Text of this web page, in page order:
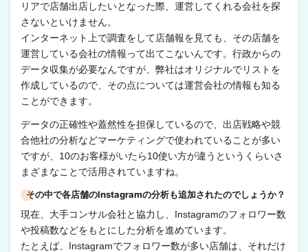
リアで店舗出店したいとなった際、運営してくれる会社を探
さないといけません。
インターネット上で調査をして店舗報を見ても、その店舗を
運営している会社の情報って出てこないんです。行政からの
データ収集が必要なんですが、弊社はオリジナルでリストを
作成しているので、その点については運営会社の情報も知る
ことができます。
データの正確性や蓋然性を担保しているので、出店戦略や競
合他社の分析などマーケティングで使われていることが多い
ですが、10のお客様がいたら10使い方が違うというくらいさ
まざまなことで活用されていますね。
その中で各店舗のInstagramの分析も追加されたのでしょうか？
現在、大手コンサル会社と協力し、Instagramのフォロワー数
や投稿数などをもとにした分析を進めています。
たとえば、Instagramでフォロワー数が多い店舗は、それだけ